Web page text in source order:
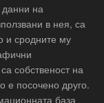
на
в нея, са
и сродните му
собственост на
е посочено друго.
база